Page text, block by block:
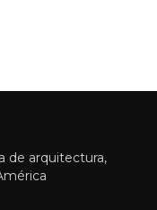
de arquitectura,